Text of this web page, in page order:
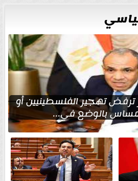
ترفض تهجير الفلسطينيين أو
بالوضع في...